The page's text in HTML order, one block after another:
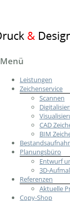
Menü
Leistungen
Zeichenservice
Scannen
CAD
BIM
Planungsbüro
Entwurf
3D-
Referenzen
Aktuelle
Copy-Shop